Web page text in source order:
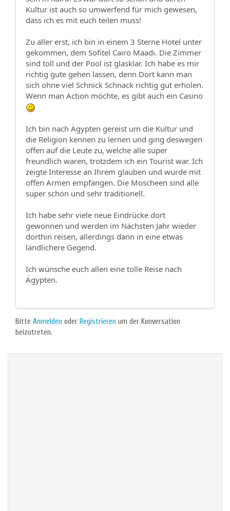
Kultur ist auch so umwerfend für mich gewesen,
dass ich es mit euch teilen muss!
Zu aller erst, ich bin in einem 3 Sterne Hotel unter
gekommen, dem Sofitel Cairo Maadi. Die Zimmer
sind toll und der Pool ist glasklar. Ich habe es mir
richtig gute gehen lassen, denn Dort kann man
sich ohne viel Schnick Schnack richtig gut erholen.
Wenn man Action möchte, es gibt auch ein Casino
Ich bin nach Ägypten gereist um die Kultur und
die Religion kennen zu lernen und ging deswegen
offen auf die Leute zu, welche alle super
freundlich waren, trotzdem ich ein Tourist war. Ich
zeigte Interesse an Ihrem glauben und wurde mit
offen Armen empfangen. Die Moscheen sind alle
super schön und sehr traditionell.
Ich habe sehr viele neue Eindrücke dort
gewonnen und werden im Nächsten Jahr wieder
dorthin reisen, allerdings dann in eine etwas
ländlichere Gegend.
Ich wünsche euch allen eine tolle Reise nach
Ägypten.
Bitte Anmelden oder Registrieren um der Konversation
beizutreten.